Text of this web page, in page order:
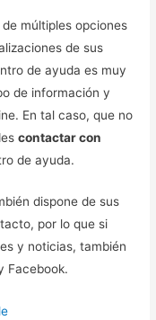
múltiples opciones
de sus
de ayuda es muy
de información y
En tal caso, que no
contactar con
de ayuda.
dispone de sus
por lo que si
y noticias, también
Facebook.